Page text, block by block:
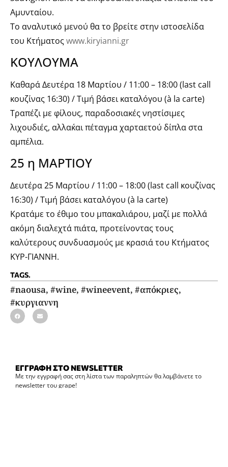
Αμυνταίου.
Το αναλυτικό μενού θα το βρείτε στην ιστοσελίδα
του Κτήματοςwww.kiryianni.gr
ΚΟΥΛΟΥΜΑ
Καθαρά Δευτέρα 18 Μαρτίου / 11:00 – 18:00 (last call
κουζίνας 16:30) / Τιμή βάσει καταλόγου (à la carte)
Τραπέζι με φίλους, παραδοσιακές νηστίσιμες
λιχουδιές, αλλα΄και πέταγμα χαρταετού δίπλα στα
αμπέλια.
25 η ΜΑΡΤΙΟΥ
Δευτέρα 25 Μαρτίου / 11:00 – 18:00 (last call κουζίνας
16:30) / Τιμή βάσει καταλόγου (à la carte)
Κρατάμε το έθιμο του μπακαλιάρου, μαζί με πολλά
ακόμη διαλεχτά πιάτα, προτείνοντας τους
καλύτερους συνδυασμούς με κρασιά του Κτήματος
ΚΥΡ-ΓΙΑΝΝΗ.
TAGS.
#naousa, #wine, #wineevent, #απόκριες,
#κυργιαννη
ΕΓΓΡΑΦΗ ΣΤΟ NEWSLETTER
Με την εγγραφή σας στη λίστα των παραληπτών θα λαμβάνετε το
newsletter του grape!